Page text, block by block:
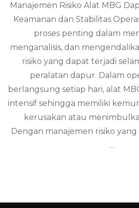
Manajemen Risiko Alat MBG
Keamanan dan Stabilitas
proses penting dalam
menganalisis, dan
risiko yang dapat terjadi
peralatan dapur. Dalam
berlangsung setiap hari, alat
intensif sehingga memiliki
kerusakan atau
Dengan manajemen risiko
…